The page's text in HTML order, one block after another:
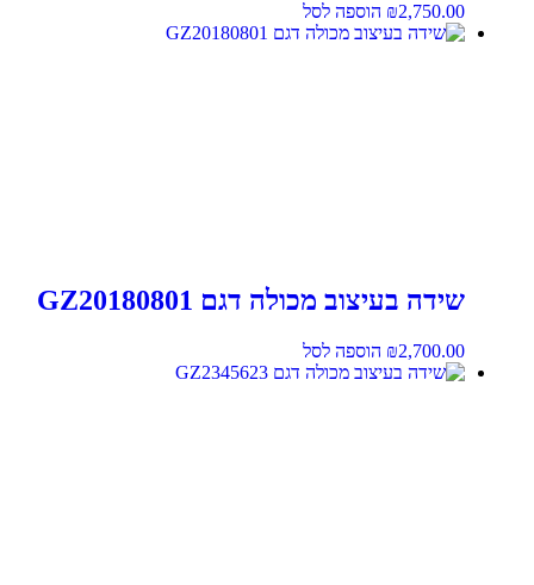
₪2,750.00 הוספה לסל
שידה בעיצוב מכולה דגם GZ20180801
₪2,700.00 הוספה לסל